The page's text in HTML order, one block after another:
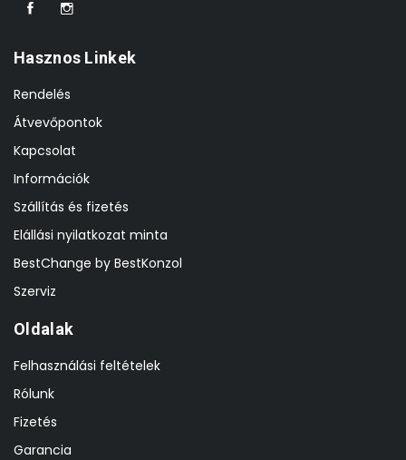
Hasznos Linkek
Rendelés
Átvevőpontok
Kapcsolat
Információk
Szállítás és fizetés
Elállási nyilatkozat minta
BestChange by BestKonzol
Szerviz
Oldalak
Felhasználási feltételek
Rólunk
Fizetés
Garancia